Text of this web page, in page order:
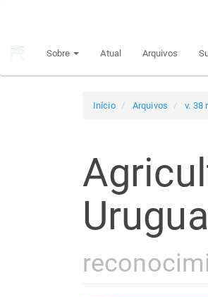
principal
Sobre Atual Arquivos
Início Arquivos v. 38